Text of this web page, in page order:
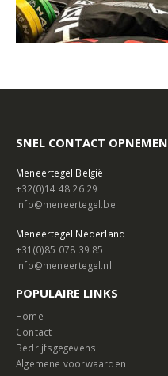
SNEL CONTACT OPNEMEN
Meneertegel België
+32(0)14 48 26 29
info@meneertegel.be
Meneertegel Nederland
+31(0)85 078 39 85
info@meneertegel.nl
POPULAIRE LINKS
Home
Contact
Bedrijfsgegevens
Algemene voorwaarden